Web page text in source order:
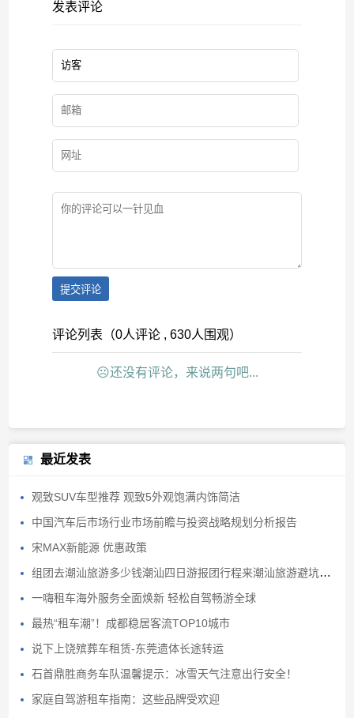
发表评论
提交评论
评论列表（0人评论 , 630人围观）
☹还没有评论，来说两句吧...
最近发表
观致SUV车型推荐 观致5外观饱满内饰简洁
中国汽车后市场行业市场前瞻与投资战略规划分析报告
宋MAX新能源 优惠政策
组团去潮汕旅游多少钱潮汕四日游报团行程来潮汕旅游避坑避雷
一嗨租车海外服务全面焕新 轻松自驾畅游全球
最热“租车潮”！成都稳居客流TOP10城市
说下上饶殡葬车租赁-东莞遗体长途转运
石首鼎胜商务车队温馨提示：冰雪天气注意出行安全！
家庭自驾游租车指南：这些品牌受欢迎